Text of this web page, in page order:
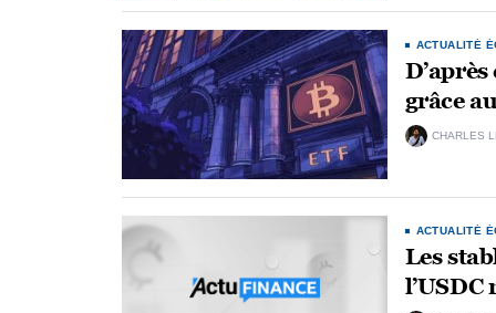
ACTUALITÉ
grâce
CHARLES
ACTUALITÉ
Les
l’USDC